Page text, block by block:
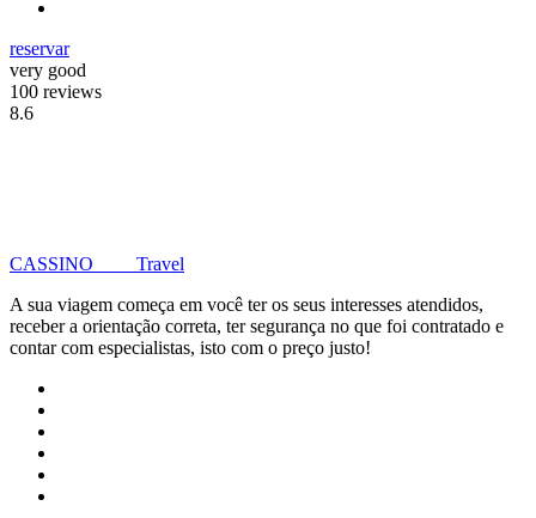
reservar
very good
100 reviews
8.6
CASSINO Travel
A sua viagem começa em você ter os seus interesses atendidos,
receber a orientação correta, ter segurança no que foi contratado e
contar com especialistas, isto com o preço justo!